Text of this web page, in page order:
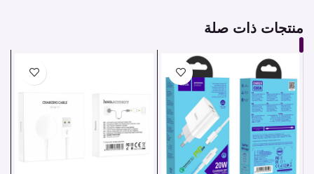
منتجات ذات صلة